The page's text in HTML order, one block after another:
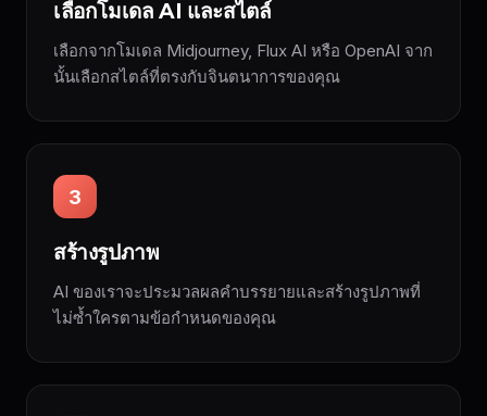
เลือกโมเดล AI และสไตล์
เลือกจากโมเดล Midjourney, Flux AI หรือ OpenAI จาก
นั้นเลือกสไตล์ที่ตรงกับจินตนาการของคุณ
3
สร้างรูปภาพ
AI ของเราจะประมวลผลคำบรรยายและสร้างรูปภาพที่
ไม่ซ้ำใครตามข้อกำหนดของคุณ